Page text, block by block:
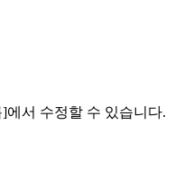
에서 수정할 수 있습니다.